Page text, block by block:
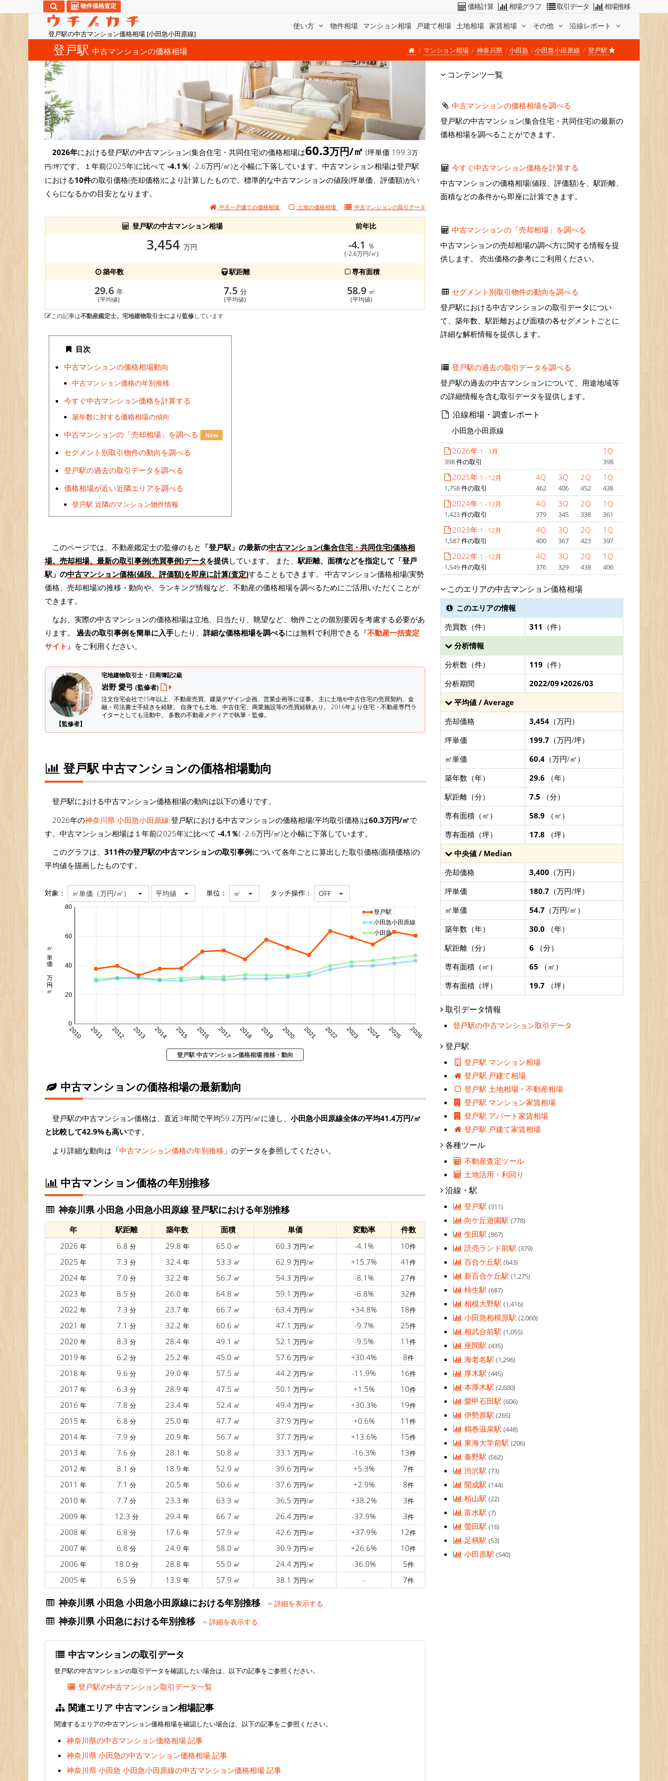
登戸駅の中古マンション価格相場 [小田急小田原線]
使い方 物件相場 マンション相場 戸建て相場 土地相場 家賃相場 その他 沿線レポート
物件価格査定 価格計算 相場グラフ 取引データ 相場推移
登戸駅 中古マンションの価格相場 マンション相場 神奈川県 小田急 小田急小田原線 登戸駅
2026年における登戸駅の中古マンション(集合住宅・共同住宅)の価格相場は60.3万円/㎡ (坪単価 199.3万
円/坪)です。１年前(2025年)に比べて -4.1％( -2.6万円/㎡)と小幅に下落しています。中古マンション相場は登戸駅
における10件の取引価格(売却価格)により計算したもので、標準的な中古マンションの値段(坪単価、評価額)がい
くらになるかの目安となります。
中古一戸建ての価格相場 土地の価格相場 中古マンションの取引データ
登戸駅の中古マンション相場 前年比
3,454 万円 -4.1 ％
(-2.6万円/㎡)
築年数 駅距離 専有面積
29.6 年
(平均値)
7.5 分
(平均値)
58.9 ㎡
(平均値)
この記事は不動産鑑定士、宅地建物取引士により監修しています
目次
中古マンションの価格相場動向
中古マンション価格の年別推移
今すぐ中古マンション価格を計算する
築年数に対する価格相場の傾向
中古マンションの「売却相場」を調べる New
セグメント別取引物件の動向を調べる
登戸駅の過去の取引データを調べる
価格相場が近い近隣エリアを調べる
登戸駅 近隣のマンション物件情報
このページでは、不動産鑑定士の監修のもと 「登戸駅」の最新の中古マンション(集合住宅・共同住宅)価格相
場、売却相場、最新の取引事例(売買事例)データを提供しています。 また、 駅距離、面積などを指定して「登戸
駅」の中古マンション価格(値段、評価額)を即座に計算(査定)することもできます。 中古マンション価格相場(実勢
価格、売却相場)の推移・動向や、ランキング情報など、不動産の価格相場を調べるためにご活用いただくことが
できます。
なお、実際の中古マンションの価格相場は立地、日当たり、眺望など、物件ごとの個別要因を考慮する必要があ
ります。 過去の取引事例を簡単に入手したり、 詳細な価格相場を調べるには無料で利用できる『不動産一括査定
サイト 』をご利用ください。
【監修者】
宅地建物取引士・日商簿記2級
岩野 愛弓 (監修者)
注文住宅会社で15年以上、不動産売買、建築デザイン企画、営業企画等に従事。 主に土地や中古住宅の売買契約、金
融・司法書士手続きを経験。 自身でも土地、中古住宅、商業施設等の売買経験あり。 2016年より住宅・不動産専門ラ
イターとしても活動中。 多数の不動産メディアで執筆・監修。
登戸駅 中古マンションの価格相場動向
登戸駅における中古マンション価格相場の動向は以下の通りです。
2026年の神奈川県 小田急小田原線 登戸駅における中古マンションの価格相場(平均取引価格)は60.3万円/㎡で
す。中古マンション相場は１年前(2025年)に比べて -4.1％( -2.6万円/㎡)と小幅に下落しています。
このグラフは、 311件の登戸駅の中古マンションの取引事例について各年ごとに算出した取引価格(面積価格)の
平均値を描画したものです。
対象： ㎡単価（万円/㎡） 平均値 単位： ㎡ タッチ操作： OFF
2010 2011 2012 2013 2014 2015 2016 2017 2018 2019 2020 2021 2022 2023 2024 2025 2026
0
20
40
60
80
㎡単価 万円/㎡
登戸駅
小田急小田原線
小田急
登戸駅 中古マンション価格相場 推移・動向
中古マンションの価格相場の最新動向
登戸駅の中古マンション価格は、直近3年間で平均59.2万円/㎡に達し、 小田急小田原線全体の平均41.4万円/㎡
と比較して42.9%も高いです。
より詳細な動向は「中古マンション価格の年別推移 」のデータを参照してください。
中古マンション価格の年別推移
神奈川県 小田急 小田急小田原線 登戸駅における年別推移
年 駅距離 築年数 面積 単価 変動率
件数
2026 年 6.8 分 29.8 年 65.0 ㎡ 60.3 万円/㎡ -4.1% 10件
2025 年 7.3 分 32.4 年 53.3 ㎡ 62.9 万円/㎡ +15.7% 41 件
2024 年 7.0 分 32.2 年 56.7 ㎡ 54.3 万円/㎡ -8.1% 27件
2023 年 8.5 分 26.0 年 64.8 ㎡ 59.1 万円/㎡ -6.8% 32件
2022 年 7.3 分 23.7 年 66.7 ㎡ 63.4 万円/㎡ +34.8% 18件
2021 年 7.1 分 32.2 年 60.6 ㎡ 47.1 万円/㎡ -9.7% 25件
2020 年 8.3 分 28.4 年 49.1 ㎡ 52.1 万円/㎡ -9.5% 11 件
2019 年 6.2 分 25.2 年 45.0 ㎡ 57.6 万円/㎡ +30.4% 8件
2018 年 9.6 分 29.0 年 57.5 ㎡ 44.2 万円/㎡ -11.9% 16件
2017 年 6.3 分 28.9 年 47.5 ㎡ 50.1 万円/㎡ +1.5% 10件
2016 年 7.8 分 23.4 年 52.4 ㎡ 49.4 万円/㎡ +30.3% 19件
2015 年 6.8 分 25.0 年 47.7 ㎡ 37.9 万円/㎡ +0.6% 11 件
2014 年 7.9 分 20.9 年 56.7 ㎡ 37.7 万円/㎡ +13.6% 15件
2013 年 7.6 分 28.1 年 50.8 ㎡ 33.1 万円/㎡ -16.3% 13件
2012 年 8.1 分 18.9 年 52.9 ㎡ 39.6 万円/㎡ +5.3% 7件
2011 年 7.1 分 20.5 年 50.6 ㎡ 37.6 万円/㎡ +2.9% 8件
2010 年 7.7 分 23.3 年 63.3 ㎡ 36.5 万円/㎡ +38.2% 3件
2009 年 12.3 分 29.4 年 66.7 ㎡ 26.4 万円/㎡ -37.9% 3件
2008 年 6.8 分 17.6 年 57.9 ㎡ 42.6 万円/㎡ +37.9% 12件
2007 年 6.8 分 24.9 年 58.0 ㎡ 30.9 万円/㎡ +26.6% 10件
2006 年 18.0 分 28.8 年 55.0 ㎡ 24.4 万円/㎡ -36.0% 5件
2005 年 6.5 分 13.9 年 57.9 ㎡ 38.1 万円/㎡ - 7件
神奈川県 小田急 小田急小田原線における年別推移 詳細を表示する
神奈川県 小田急における年別推移 詳細を表示する
中古マンションの取引データ
登戸駅の中古マンションの取引データを確認したい場合は、以下の記事をご参照ください。
登戸駅の中古マンション取引データ一覧
関連エリア 中古マンション相場記事
関連するエリアの中古マンション価格相場を確認したい場合は、以下の記事をご参照ください。
神奈川県の中古マンション価格相場 記事
神奈川県 小田急の中古マンション価格相場 記事
神奈川県 小田急 小田急小田原線の中古マンション価格相場 記事
コンテンツ一覧
中古マンションの価格相場を調べる
登戸駅の中古マンション(集合住宅・共同住宅)の最新の
価格相場を調べることができます。
今すぐ中古マンション価格を計算する
中古マンションの価格相場(値段、評価額)を、駅距離、
面積などの条件から即座に計算できます。
中古マンションの「売却相場」を調べる
中古マンションの売却相場の調べ方に関する情報を提
供します。 売出価格の参考にご利用ください。
セグメント別取引物件の動向を調べる
登戸駅における中古マンションの取引データについ
て、築年数、駅距離および面積の各セグメントごとに
詳細な解析情報を提供します。
登戸駅の過去の取引データを調べる
登戸駅の過去の中古マンションについて、用途地域等
の詳細情報を含む取引データを提供します。
沿線相場・調査レポート
小田急小田原線
2026年 1 - 3月
398 件の取引
1Q
398
2025年 1 - 12月
1,758 件の取引
4Q
462
3Q
406
2Q
452
1Q
438
2024年 1 - 12月
1,423 件の取引
4Q
379
3Q
345
2Q
338
1Q
361
2023年 1 - 12月
1,587 件の取引
4Q
400
3Q
367
2Q
423
1Q
397
2022年 1 - 12月
1,549 件の取引
4Q
376
3Q
329
2Q
438
1Q
406
このエリアの中古マンション価格相場
このエリアの情報
売買数（件）
311 （件）
分析情報
分析数（件）
119 （件）
分析期間
2022/09 2026/03
平均値 / Average
売却価格
3,454 （万円）
坪単価
199.7 （万円/坪）
㎡単価
60.4 （万円/㎡）
築年数（年）
29.6 （年）
駅距離（分）
7.5 （分）
専有面積（㎡）
58.9 （㎡）
専有面積（坪）
17.8 （坪）
中央値 / Median
売却価格
3,400 （万円）
坪単価
180.7 （万円/坪）
㎡単価
54.7 （万円/㎡）
築年数（年）
30.0 （年）
駅距離（分）
6 （分）
専有面積（㎡）
65 （㎡）
専有面積（坪）
19.7 （坪）
取引データ情報
登戸駅の中古マンション取引データ
登戸駅
登戸駅 マンション相場
登戸駅 戸建て相場
登戸駅 土地相場・不動産相場
登戸駅 マンション家賃相場
登戸駅 アパート家賃相場
登戸駅 戸建て家賃相場
各種ツール
不動産査定ツール
土地活用・利回り
沿線・駅
登戸駅(311)
向ケ丘遊園駅(778)
生田駅(867)
読売ランド前駅(379)
百合ケ丘駅(643)
新百合ケ丘駅(1,275)
柿生駅(687)
相模大野駅(1,416)
小田急相模原駅(2,060)
相武台前駅(1,055)
座間駅(435)
海老名駅(1,296)
厚木駅(445)
本厚木駅(2,600)
愛甲石田駅(606)
伊勢原駅(265)
鶴巻温泉駅(448)
東海大学前駅(206)
秦野駅(562)
渋沢駅(73)
開成駅(144)
栢山駅(22)
富水駅(7)
螢田駅(16)
足柄駅(53)
小田原駅(540)